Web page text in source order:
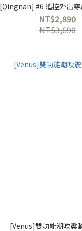
[Qingnan] #6 遙控外出穿
NT$2,890
NT$3,690
[Venus]雙功能潮吹震